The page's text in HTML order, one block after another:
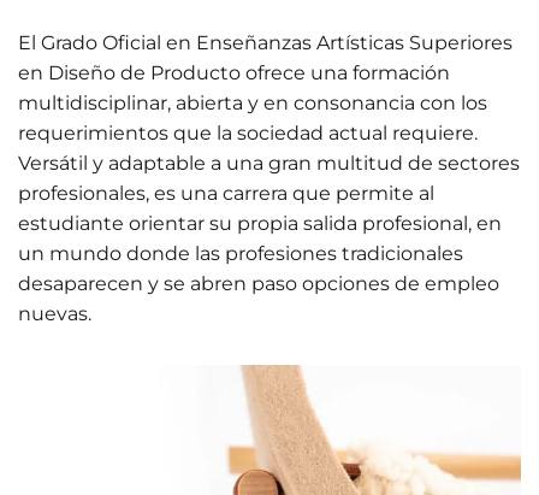
El Grado Oficial en Enseñanzas Artísticas Superiores
en Diseño de Producto ofrece una formación
multidisciplinar, abierta y en consonancia con los
requerimientos que la sociedad actual requiere.
Versátil y adaptable a una gran multitud de sectores
profesionales, es una carrera que permite al
estudiante orientar su propia salida profesional, en
un mundo donde las profesiones tradicionales
desaparecen y se abren paso opciones de empleo
nuevas.